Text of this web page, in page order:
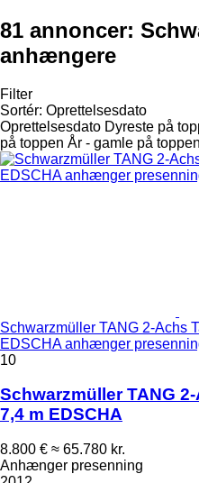
81 annoncer:
anhængere
Filter
Sortér: Oprettelsesdato
Oprettelsesdato Dyreste på
på toppen År - gamle på toppen
Schwarzmüller TANG 2-Achs
EDSCHA anhænger
10
Schwarzmüller TANG
7,4 m EDSCHA
8.800 € ≈ 65.780 kr.
Anhænger presenning